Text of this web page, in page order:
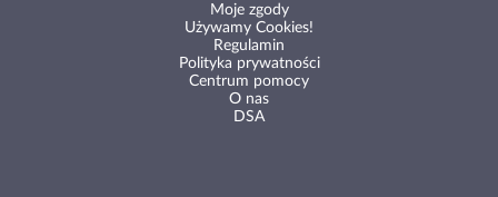
Moje zgody
Używamy Cookies!
Regulamin
Polityka prywatności
Centrum pomocy
O nas
DSA